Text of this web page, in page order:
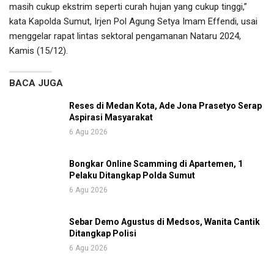
masih cukup ekstrim seperti curah hujan yang cukup tinggi,”
kata Kapolda Sumut, Irjen Pol Agung Setya Imam Effendi, usai
menggelar rapat lintas sektoral pengamanan Nataru 2024,
Kamis (15/12).
BACA JUGA
Reses di Medan Kota, Ade Jona Prasetyo Serap
Aspirasi Masyarakat
6 Agu 2026
Bongkar Online Scamming di Apartemen, 1
Pelaku Ditangkap Polda Sumut
6 Agu 2026
Sebar Demo Agustus di Medsos, Wanita Cantik
Ditangkap Polisi
6 Agu 2026